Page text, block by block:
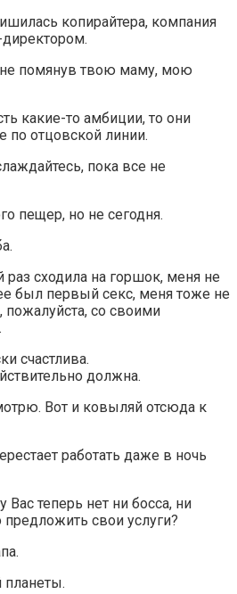
копирайтера, компания
не помянув твою маму, мою
какие-то амбиции, то они
по отцовской линии.
пока все не
пещер, но не сегодня.
сходила на горшок, меня не
был первый секс, меня тоже не
пожалуйста, со своими
счастлива.
должна.
Вот и ковыляй отсюда к
работать даже в ночь
теперь нет ни босса, ни
свои услуги?
планеты.